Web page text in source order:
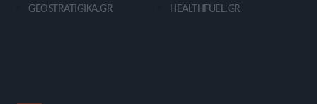
GEOSTRATIGIKA.GR
HEALTHFUEL.GR